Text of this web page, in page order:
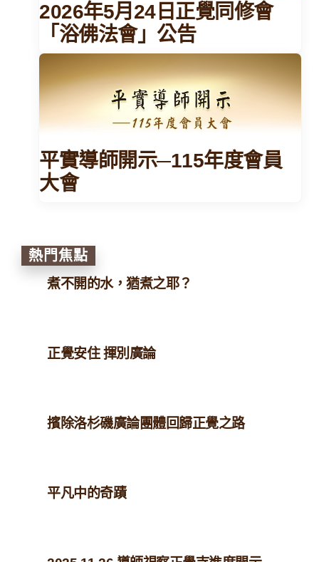
2026年5月24日正覺同修會
「浴佛法會」公告
平實導師開示─115年度會員
大會
熱門焦點
煮不開的水，猶煮之耶？
正覺安住 揮別廣論
擯除洛杉磯廣論團體回歸正覺之路
平凡中的奇蹟